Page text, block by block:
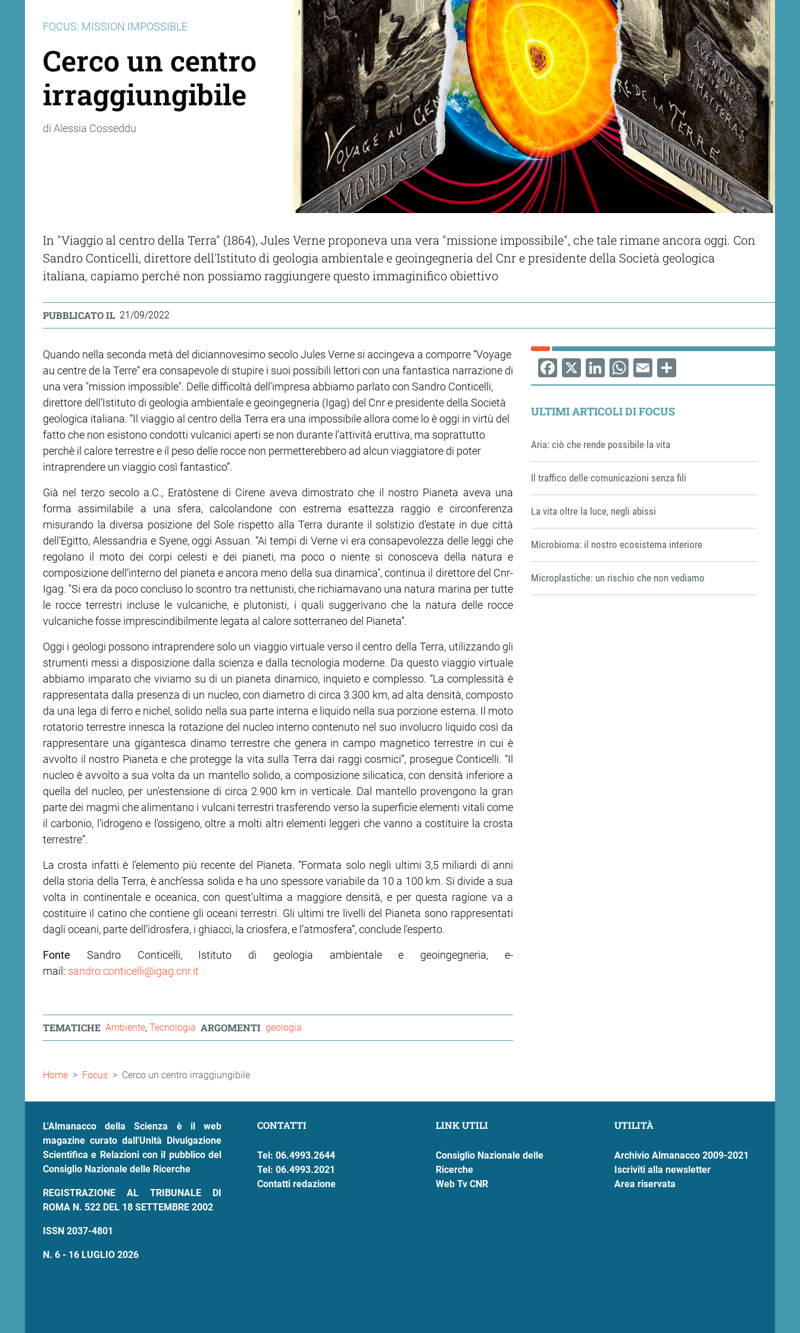
FOCUS: MISSION IMPOSSIBLE
Cerco un centro
irraggiungibile
di Alessia Cosseddu
In "Viaggio al centro della Terra" (1864), Jules Verne proponeva una vera "missione impossibile", che tale rimane ancora oggi. Con
Sandro Conticelli, direttore dell'Istituto di geologia ambientale e geoingegneria del Cnr e presidente della Società geologica
italiana, capiamo perché non possiamo raggiungere questo immaginifico obiettivo
PUBBLICATO IL 21/09/2022
Quando nella seconda metà del diciannovesimo secolo Jules Verne si accingeva a comporre “Voyage
au centre de la Terre” era consapevole di stupire i suoi possibili lettori con una fantastica narrazione di
una vera "mission impossible". Delle difficoltà dell'impresa abbiamo parlato con Sandro Conticelli,
direttore dell’Istituto di geologia ambientale e geoingegneria (Igag) del Cnr e presidente della Società
geologica italiana. “Il viaggio al centro della Terra era una impossibile allora come lo è oggi in virtù del
fatto che non esistono condotti vulcanici aperti se non durante l’attività eruttiva, ma soprattutto
perchè il calore terrestre e il peso delle rocce non permetterebbero ad alcun viaggiatore di poter
intraprendere un viaggio così fantastico”.
Già nel terzo secolo a.C., Eratòstene di Cirene aveva dimostrato che il nostro Pianeta aveva una
forma assimilabile a una sfera, calcolandone con estrema esattezza raggio e circonferenza
misurando la diversa posizione del Sole rispetto alla Terra durante il solstizio d’estate in due città
dell’Egitto, Alessandria e Syene, oggi Assuan. “Ai tempi di Verne vi era consapevolezza delle leggi che
regolano il moto dei corpi celesti e dei pianeti, ma poco o niente si conosceva della natura e
composizione dell’interno del pianeta e ancora meno della sua dinamica", continua il direttore del Cnr-
Igag. "Si era da poco concluso lo scontro tra nettunisti, che richiamavano una natura marina per tutte
le rocce terrestri incluse le vulcaniche, e plutonisti, i quali suggerivano che la natura delle rocce
vulcaniche fosse imprescindibilmente legata al calore sotterraneo del Pianeta”.
Oggi i geologi possono intraprendere solo un viaggio virtuale verso il centro della Terra, utilizzando gli
strumenti messi a disposizione dalla scienza e dalla tecnologia moderne. Da questo viaggio virtuale
abbiamo imparato che viviamo su di un pianeta dinamico, inquieto e complesso. “La complessità è
rappresentata dalla presenza di un nucleo, con diametro di circa 3.300 km, ad alta densità, composto
da una lega di ferro e nichel, solido nella sua parte interna e liquido nella sua porzione esterna. Il moto
rotatorio terrestre innesca la rotazione del nucleo interno contenuto nel suo involucro liquido così da
rappresentare una gigantesca dinamo terrestre che genera in campo magnetico terrestre in cui è
avvolto il nostro Pianeta e che protegge la vita sulla Terra dai raggi cosmici”, prosegue Conticelli. “Il
nucleo è avvolto a sua volta da un mantello solido, a composizione silicatica, con densità inferiore a
quella del nucleo, per un'estensione di circa 2.900 km in verticale. Dal mantello provengono la gran
parte dei magmi che alimentano i vulcani terrestri trasferendo verso la superficie elementi vitali come
il carbonio, l’idrogeno e l’ossigeno, oltre a molti altri elementi leggeri che vanno a costituire la crosta
terrestre”.
La crosta infatti è l’elemento più recente del Pianeta. “Formata solo negli ultimi 3,5 miliardi di anni
della storia della Terra, è anch’essa solida e ha uno spessore variabile da 10 a 100 km. Si divide a sua
volta in continentale e oceanica, con quest’ultima a maggiore densità, e per questa ragione va a
costituire il catino che contiene gli oceani terrestri. Gli ultimi tre livelli del Pianeta sono rappresentati
dagli oceani, parte dell’idrosfera, i ghiacci, la criosfera, e l’atmosfera”, conclude l'esperto.
Fonte Sandro Conticelli, Istituto di geologia ambientale e geoingegneria, e-
mail: sandro.conticelli@igag.cnr.it
TEMATICHE Ambiente Tecnologia ARGOMENTI geologia
Facebook
X LinkedIn
WhatsApp
EmailShare
ULTIMI ARTICOLI DI FOCUS
Aria: ciò che rende possibile la vita
Il traffico delle comunicazioni senza fili
La vita oltre la luce, negli abissi
Microbioma: il nostro ecosistema interiore
Microplastiche: un rischio che non vediamo
Briciole
Home Focus Cerco un centro irraggiungibile
L'Almanacco della Scienza è il web
magazine curato dall'Unità Divulgazione
Scientifica e Relazioni con il pubblico del
Consiglio Nazionale delle Ricerche
REGISTRAZIONE AL TRIBUNALE DI
ROMA N. 522 DEL 18 SETTEMBRE 2002
ISSN 2037-4801
N. 6 - 16 LUGLIO 2026
CONTATTI
Tel: 06.4993.2644
Tel: 06.4993.2021
Contatti redazione
LINK UTILI
Consiglio Nazionale delle
Ricerche
Web Tv CNR
UTILITÀ
Archivio Almanacco 2009-2021
Iscriviti alla newsletter
Area riservata